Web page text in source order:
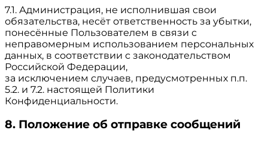
7.1. Администрация, не исполнившая свои
обязательства, несёт ответственность за убытки,
понесённые Пользователем в связи с
неправомерным использованием персональных
данных, в соответствии с законодательством
Российской Федерации,
за исключением случаев, предусмотренных п.п.
5.2. и 7.2. настоящей Политики
Конфиденциальности.
8. Положение об отправке сообщений